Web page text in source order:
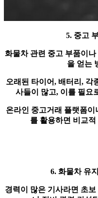
5. 중고
화물차 관련 중고 부품이나
을 얻는
오래된 타이어, 배터리, 각
사들이 많고, 이를 필요
온라인 중고거래 플랫폼이
를 활용하면 비교
6. 화물차 유
경력이 많은 기사라면 초